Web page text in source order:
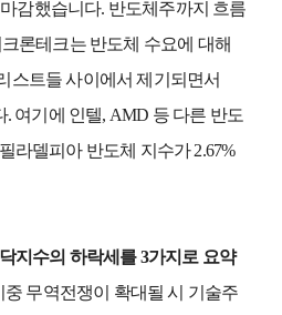
감했습니다. 반도체주까지 흐름
론테크는 반도체 수요에 대해
스트들 사이에서 제기되면서
. 여기에 인텔, AMD 등 다른 반도
라델피아 반도체 지수가 2.67%
지수의 하락세를 3가지로 요약
무역전쟁이 확대될 시 기술주